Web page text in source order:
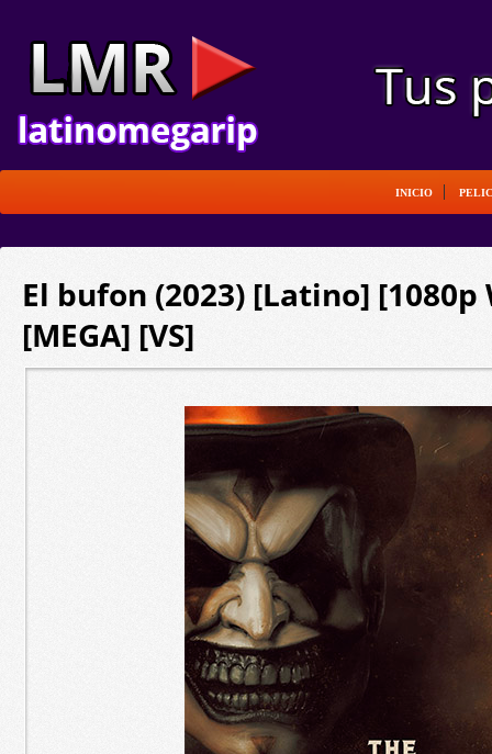
INICIO
El bufon (2023) [Latino] [1080p
[MEGA] [VS]